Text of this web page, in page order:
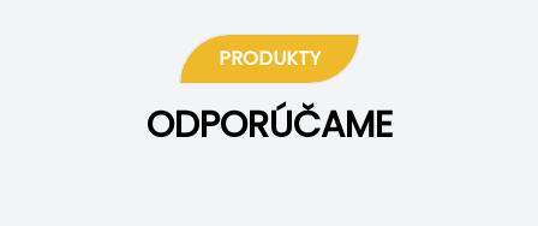
PRODUKTY
ODPORÚČAME